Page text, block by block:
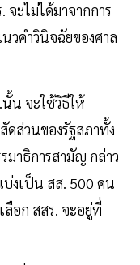
ะไม่ได้มาจากการ
วคำวินิจฉัยของศาล
น จะใช้วิธีให้
ดส่วนของรัฐสภาทั้ง
มาธิการสามัญ กล่าว
งเป็น สส. 500 คน
ลือก สสร. จะอยู่ที่